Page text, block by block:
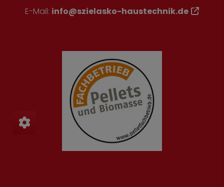
E-Mail: info@szielasko-haustechnik.de